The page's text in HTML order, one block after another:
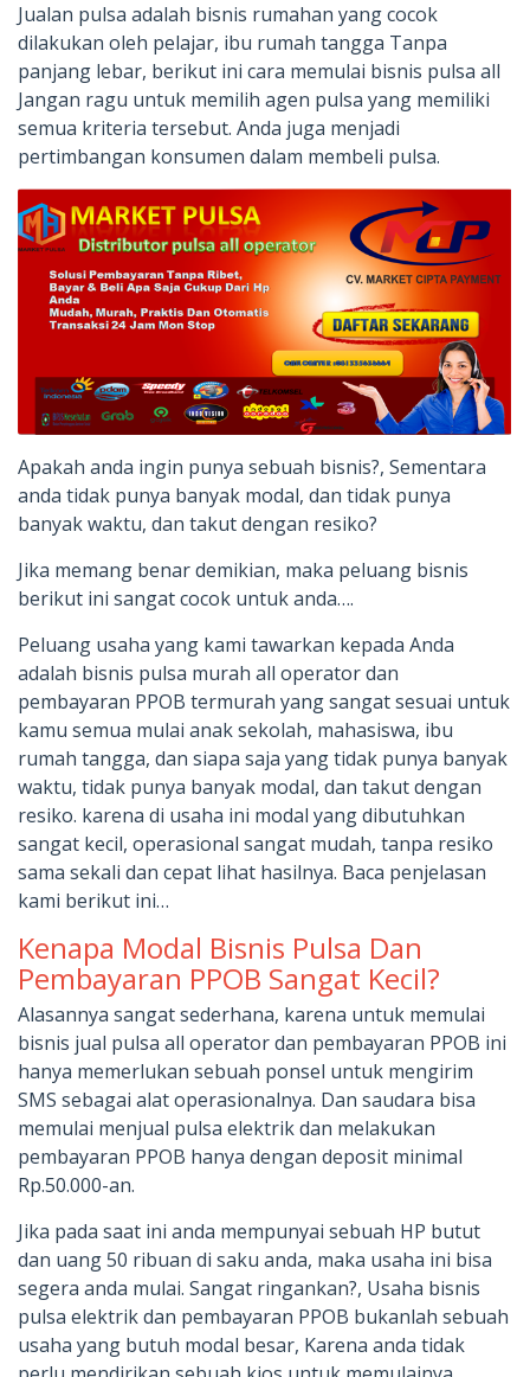
Jualan pulsa adalah bisnis rumahan yang cocok
dilakukan oleh pelajar, ibu rumah tangga Tanpa
panjang lebar, berikut ini cara memulai bisnis pulsa all
Jangan ragu untuk memilih agen pulsa yang memiliki
semua kriteria tersebut. Anda juga menjadi
pertimbangan konsumen dalam membeli pulsa.
Apakah anda ingin punya sebuah bisnis?, Sementara
anda tidak punya banyak modal, dan tidak punya
banyak waktu, dan takut dengan resiko?
Jika memang benar demikian, maka peluang bisnis
berikut ini sangat cocok untuk anda….
Peluang usaha yang kami tawarkan kepada Anda
adalah bisnis pulsa murah all operator dan
pembayaran PPOB termurah yang sangat sesuai untuk
kamu semua mulai anak sekolah, mahasiswa, ibu
rumah tangga, dan siapa saja yang tidak punya banyak
waktu, tidak punya banyak modal, dan takut dengan
resiko. karena di usaha ini modal yang dibutuhkan
sangat kecil, operasional sangat mudah, tanpa resiko
sama sekali dan cepat lihat hasilnya. Baca penjelasan
kami berikut ini…
Kenapa Modal Bisnis Pulsa Dan
Pembayaran PPOB Sangat Kecil?
Alasannya sangat sederhana, karena untuk memulai
bisnis jual pulsa all operator dan pembayaran PPOB ini
hanya memerlukan sebuah ponsel untuk mengirim
SMS sebagai alat operasionalnya. Dan saudara bisa
memulai menjual pulsa elektrik dan melakukan
pembayaran PPOB hanya dengan deposit minimal
Rp.50.000-an.
Jika pada saat ini anda mempunyai sebuah HP butut
dan uang 50 ribuan di saku anda, maka usaha ini bisa
segera anda mulai. Sangat ringankan?, Usaha bisnis
pulsa elektrik dan pembayaran PPOB bukanlah sebuah
usaha yang butuh modal besar, Karena anda tidak